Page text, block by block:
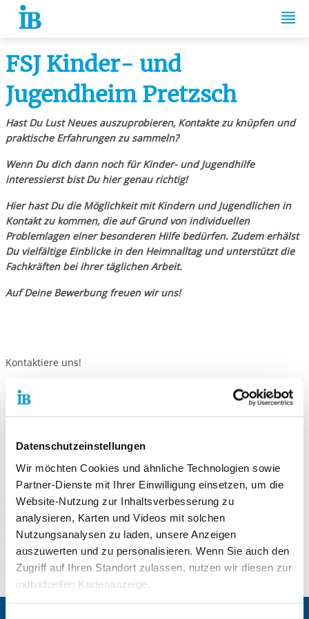
Datenschutzeinstellungen
Wir möchten Cookies und ähnliche Technologien sowie
Partner-Dienste mit Ihrer Einwilligung einsetzen, um die
Website-Nutzung zur Inhaltsverbesserung zu
analysieren, Karten und Videos mit solchen
Nutzungsanalysen zu laden, unsere Anzeigen
auszuwerten und zu personalisieren. Wenn Sie auch den
Zugriff auf Ihren Standort zulassen, nutzen wir diesen zur
individuellen Kartenanzeige.
Springe zum Inhalt
FSJ Kinder- und
Jugendheim Pretzsch
Hast Du Lust Neues auszuprobieren, Kontakte zu knüpfen und
praktische Erfahrungen zu sammeln?
Wenn Du dich dann noch für Kinder- und Jugendhilfe
interessierst bist Du hier genau richtig!
Hier hast Du die Möglichkeit mit Kindern und Jugendlichen in
Kontakt zu kommen, die auf Grund von individuellen
Problemlagen einer besonderen Hilfe bedürfen. Zudem erhälst
Du vielfältige Einblicke in den Heimnalltag und unterstützt die
Fachkräften bei ihrer täglichen Arbeit.
Auf Deine Bewerbung freuen wir uns!
Kontaktiere uns!
E-Mail schreiben
Freiwilligendienste Magdeburg
Brenneckestraße 95
39118 Magdeburg
Telefonnummer
0391 6229283
Faxnummer
0391 60772529
E-Mail an Freiwilligendienste Magdeburg
E-Mail schreiben
Zum Standort